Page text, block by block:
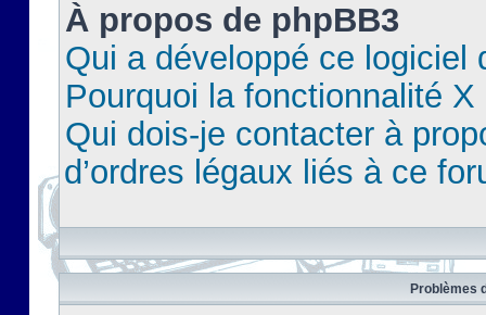
À propos de phpBB3
Qui a développé ce logiciel
Pourquoi la fonctionnalité X
Qui dois-je contacter à
d’ordres légaux liés à ce
Problèmes